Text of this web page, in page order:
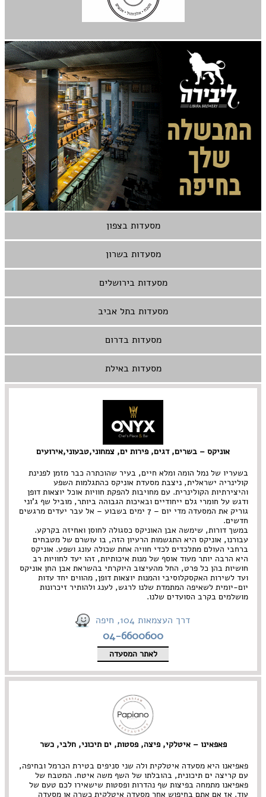
מסעדות בצפון
מסעדות בשרון
מסעדות בירושלים
מסעדות בתל אביב
מסעדות בדרום
מסעדות באילת
אוניקס – בשרים, דגים, פירות ים, צמחוני,טבעוני,אירועים
בשעריו של נמל הומה ומלא חיים, בעיר שהוכתרה כבר מזמן לפנינת
קולינריה ישראלית, ניצבת מסעדת אוניקס כהתגלמות השפע
והיצירתיות הקולינרית. עם מחויבות להפקת חוויות אוכל יוצאות דופן
ודגש על חומרי גלם ייחודיים ובאיכות הגבוהה ביותר, מוביל שף ג'וני
גוריק את המסעדה מדי יום – 7 ימים בשבוע – אל עבר יעדים מרגשים
חדשים.
במשך דורות, שימשה אבן האוניקס כסגולה לחוסן ואחיזה בקרקע.
עבורנו, אוניקס היא התגשמות הרעיון הזה, בו עושרם של מטבחים
ברחבי העולם מתלכדים לכדי חוויה אחת שכולה עונג ושפע. אוניקס
היא הרבה יותר מעוד אוסף של מנות איכותיות, זהו יעד לחוויות רב
חושיות בהן כל פרט, החל מהעיצוב היוקרתי בהשראת אבן החן אוניקס
ועד לשירות האקסקלוסיבי והמנות יוצאות דופן, מהווים יחד עדות
יום-יומית לשאיפה המתמדת שלנו לרגש, לענג ולהותיר זיכרונות
מושלמים בקרב הסועדים שלנו.
דרך העצמאות 104, חיפה
04-6600600
לאתר המסעדה
פאפאינו – איטלקי, פיצה, פסטות, ים תיכוני, חלבי, כשר
פאפיאנו היא מסעדה איטלקית ולה שני סניפים בטירת הכרמל ובחיפה,
עם קריצה ים תיכונית, בהובלתו של השף משה איטח. המטבח של
פאפיאנו מתמחה בפיצות שף נהדרות ופסטות שישאירו לכם טעם של
עוד. אז אם אתם בחיפוש אחר מסעדה איטלקית כשרה או מסעדה